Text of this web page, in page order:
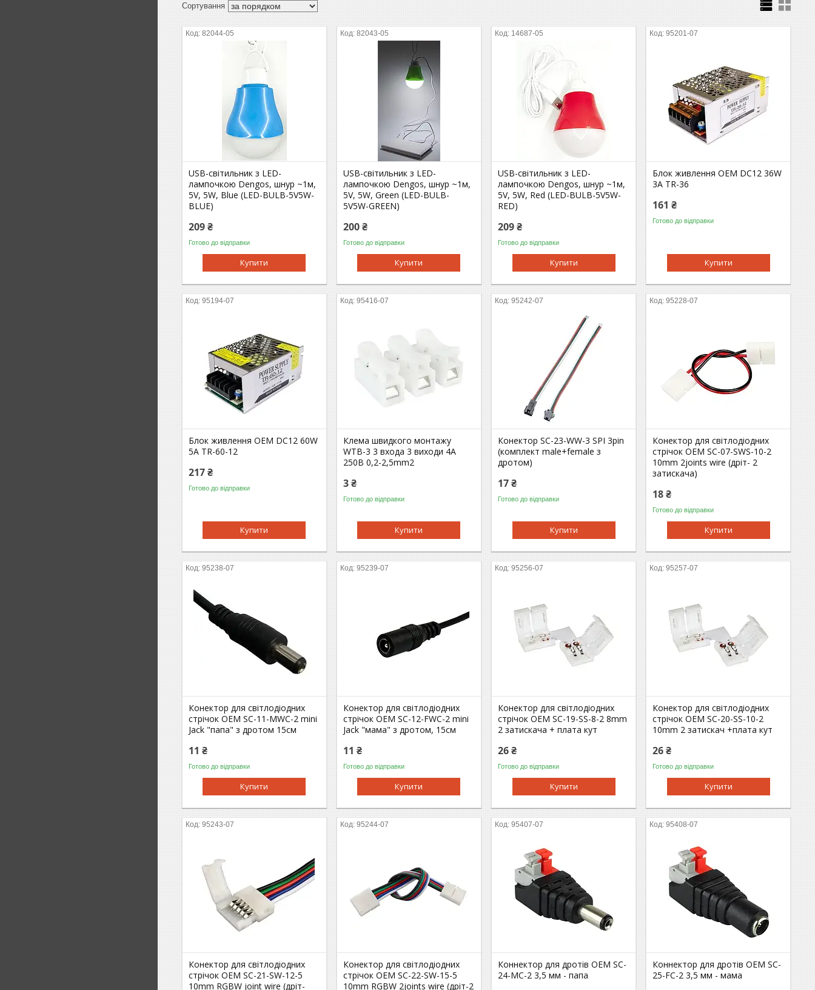
82044-05
USB-світильник з LED-
лампочкою Dengos, шнур ~1м,
5V, 5W, Blue (LED-BULB-5V5W-
BLUE)
209 ₴
Готово до відправки
Купити
82043-05
USB-світильник з LED-
лампочкою Dengos, шнур ~1м,
5V, 5W, Green (LED-BULB-
5V5W-GREEN)
200 ₴
Готово до відправки
Купити
14687-05
USB-світильник з LED-
лампочкою Dengos, шнур ~1м,
5V, 5W, Red (LED-BULB-5V5W-
RED)
209 ₴
Готово до відправки
Купити
95201-07
Блок живлення OEM DC12 36W
3А TR-36
161 ₴
Готово до відправки
Купити
95194-07
Блок живлення OEM DC12 60W
5А TR-60-12
217 ₴
Готово до відправки
Купити
95416-07
Клема швидкого монтажу
WTB-3 3 входа 3 виходи 4А
250В 0,2-2,5mm2
3 ₴
Готово до відправки
Купити
95242-07
Конектор SC-23-WW-3 SPI 3pin
(комплект male+female з
дротом)
17 ₴
Готово до відправки
Купити
95228-07
Конектор для свiтлодiодних
стрiчок OEM SC-07-SWS-10-2
10mm 2joints wire (дрiт- 2
затискача)
18 ₴
Готово до відправки
Купити
95238-07
Конектор для свiтлодiодних
стрiчок OEM SC-11-MWC-2 mini
Jack "папа" з дротом 15см
11 ₴
Готово до відправки
Купити
95239-07
Конектор для свiтлодiодних
стрiчок OEM SC-12-FWC-2 mini
Jack "мама" з дротом, 15см
11 ₴
Готово до відправки
Купити
95256-07
Конектор для світлодіодних
стрічок OEM SC-19-SS-8-2 8mm
2 затискача + плата кут
26 ₴
Готово до відправки
Купити
95257-07
Конектор для світлодіодних
стрічок OEM SC-20-SS-10-2
10mm 2 затискач +плата кут
26 ₴
Готово до відправки
Купити
95243-07
Конектор для світлодіодних
стрічок OEM SC-21-SW-12-5
10mm RGBW joint wire (дріт-
95244-07
Конектор для світлодіодних
стрічок OEM SC-22-SW-15-5
10mm RGBW 2joints wire (дріт-2
95407-07
Коннектор для дротів ОЕМ SC-
24-MC-2 3,5 мм - папа
95408-07
Коннектор для дротів ОЕМ SC-
25-FC-2 3,5 мм - мама